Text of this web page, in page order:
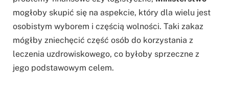
mogłoby skupić się na aspekcie, który dla wielu jest
osobistym wyborem i częścią wolności. Taki zakaz
mógłby zniechęcić część osób do korzystania z
leczenia uzdrowiskowego, co byłoby sprzeczne z
jego podstawowym celem.